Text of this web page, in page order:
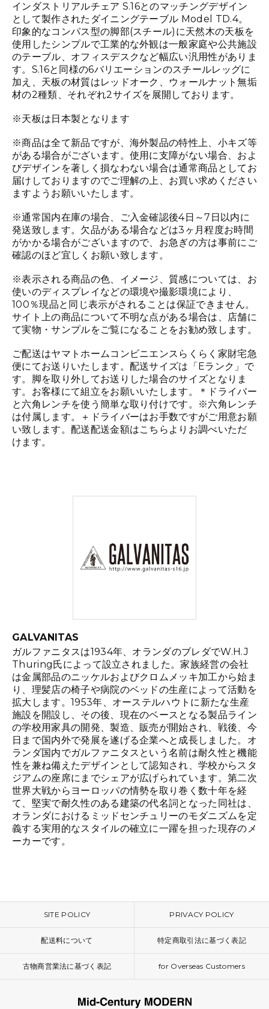
インダストリアルチェア S.16とのマッチングデザイン
として製作されたダイニングテーブル Model TD.4。
印象的なコンパス型の脚部(スチール)に天然木の天板を
使用したシンプルで工業的な外観は一般家庭や公共施設
のテーブル、オフィスデスクなど幅広い汎用性がありま
す。S.16と同様の6バリエーションのスチールレッグに
加え、天板の材質はレッドオーク、ウォールナット無垢
材の2種類、それぞれ2サイズを展開しております。
※天板は日本製となります
※商品は全て新品ですが、海外製品の特性上、小キズ等
がある場合がございます。使用に支障がない場合、およ
びデザインを著しく損なわない場合は通常商品としてお
届けしておりますのでご理解の上、お買い求めください
ますようお願いいたします。
※通常国内在庫の場合、ご入金確認後4日～7日以内に
発送致します。欠品がある場合などは3ヶ月程度お時間
がかかる場合がございますので、お急ぎの方は事前にご
確認のほど宜しくお願い致します。
※表示される商品の色、イメージ、質感については、お
使いのディスプレイなどの環境や撮影環境により、
100％現品と同じ表示がされることは保証できません。
サイト上の商品について不明な点がある場合は、店舗に
て実物・サンプルをご覧になることをお勧め致します。
ご配送はヤマトホームコンビニエンスらくらく家財宅急
便にてお送りいたします。配送サイズは「Eランク」で
す。脚を取り外してお送りした場合のサイズとなりま
す。お客様にて組立をお願いいたします。＊ドライバー
と六角レンチを使う簡単な取り付けです。※六角レンチ
は付属します。＋ドライバーはお手数ですがご用意お願
い致します。配送配送金額はこちら よりお調べいただ
けます。
GALVANITAS
ガルファニタスは1934年、オランダのブレダでW.H.J
Thuring氏によって設立されました。家族経営の会社
は金属部品のニッケルおよびクロムメッキ加工から始ま
り、理髪店の椅子や病院のベッドの生産によって活動を
拡大します。1953年、オーステルハウトに新たな生産
施設を開設し、その後、現在のベースとなる製品ライン
の学校用家具の開発、製造、販売が開始され、戦後、今
日まで国内外で発展を遂げる企業へと成長しました。オ
ランダ国内でガルファニタスという名前は耐久性と機能
性を兼ね備えたデザインとして認知され、学校からスタ
ジアムの座席にまでシェアが広げられています。第二次
世界大戦からヨーロッパの情勢を取り巻く数十年を経
て、堅実で耐久性のある建築の代名詞となった同社は、
オランダにおけるミッドセンチュリーのモダニズムを定
義する実用的なスタイルの確立に一躍を担った現存のメ
ーカーです。
SITE POLICY PRIVACY POLICY
配送料について 特定商取引法に基づく表記
古物商営業法に基づく表記 for Overseas Customers